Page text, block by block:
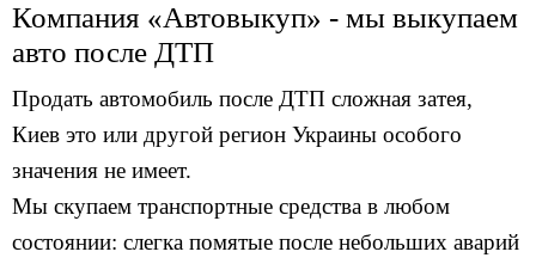
Компания «Автовыкуп» - мы выкупаем
авто после ДТП
Продать автомобиль после ДТП сложная затея,
Киев это или другой регион Украины особого
значения не имеет.
Мы скупаем транспортные средства в любом
состоянии: слегка помятые после небольших аварий